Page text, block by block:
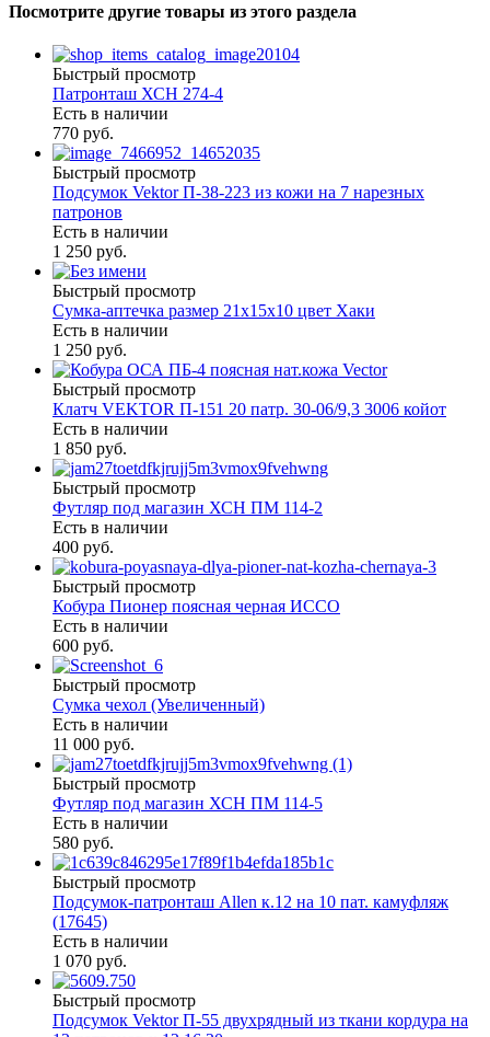
Посмотрите другие товары из этого раздела
Быстрый просмотр
Патронташ ХСН 274-4
Есть в наличии
770 руб.
Быстрый просмотр
Подсумок Vektor П-38-223 из кожи на 7 нарезных
патронов
Есть в наличии
1 250 руб.
Быстрый просмотр
Сумка-аптечка размер 21х15х10 цвет Хаки
Есть в наличии
1 250 руб.
Быстрый просмотр
Клатч VEKTOR П-151 20 патр. 30-06/9,3 3006 койот
Есть в наличии
1 850 руб.
Быстрый просмотр
Футляр под магазин ХСН ПМ 114-2
Есть в наличии
400 руб.
Быстрый просмотр
Кобура Пионер поясная черная ИССО
Есть в наличии
600 руб.
Быстрый просмотр
Сумка чехол (Увеличенный)
Есть в наличии
11 000 руб.
Быстрый просмотр
Футляр под магазин ХСН ПМ 114-5
Есть в наличии
580 руб.
Быстрый просмотр
Подсумок-патронташ Allen к.12 на 10 пат. камуфляж
(17645)
Есть в наличии
1 070 руб.
Быстрый просмотр
Подсумок Vektor П-55 двухрядный из ткани кордура на